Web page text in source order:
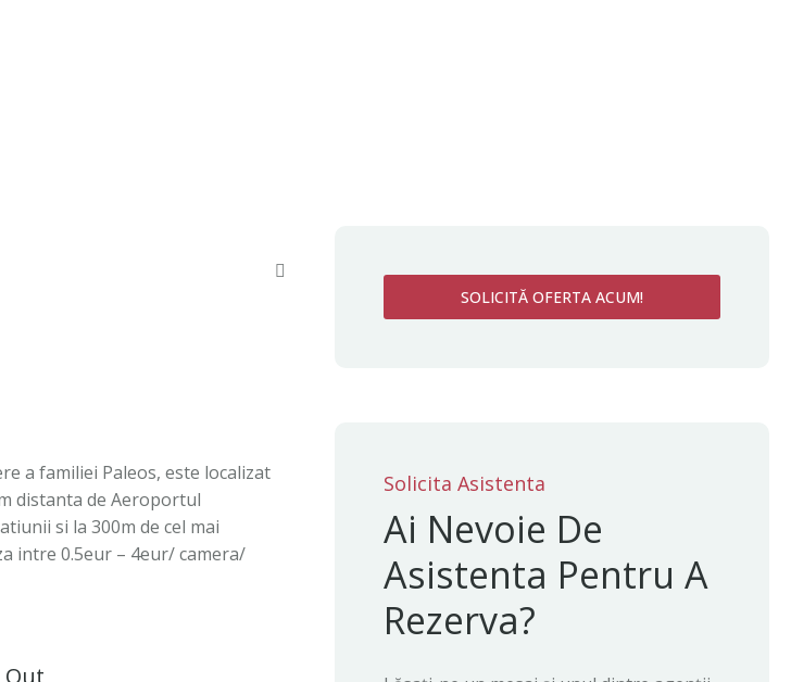
a familiei Paleos, este localizat
distanta de Aeroportul
si la 300m de cel mai
intre 0.5eur – 4eur/ camera/
Out
SOLICITĂ OFERTA ACUM!
Solicita Asistenta
Ai Nevoie De
Asistenta Pentru A
Rezerva?